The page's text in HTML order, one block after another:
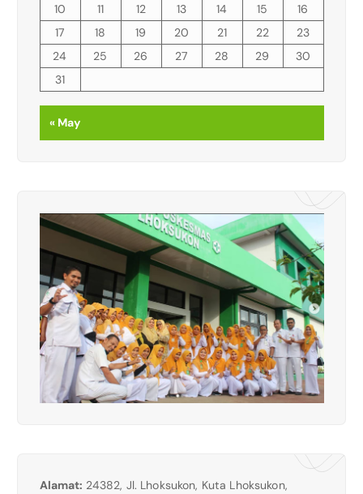
10
11 12 13 14 15
16
17
18 19 20 21 22
23
24
25 26 27 28 29
30
31
« May
Alamat: 24382, Jl. Lhoksukon, Kuta Lhoksukon,